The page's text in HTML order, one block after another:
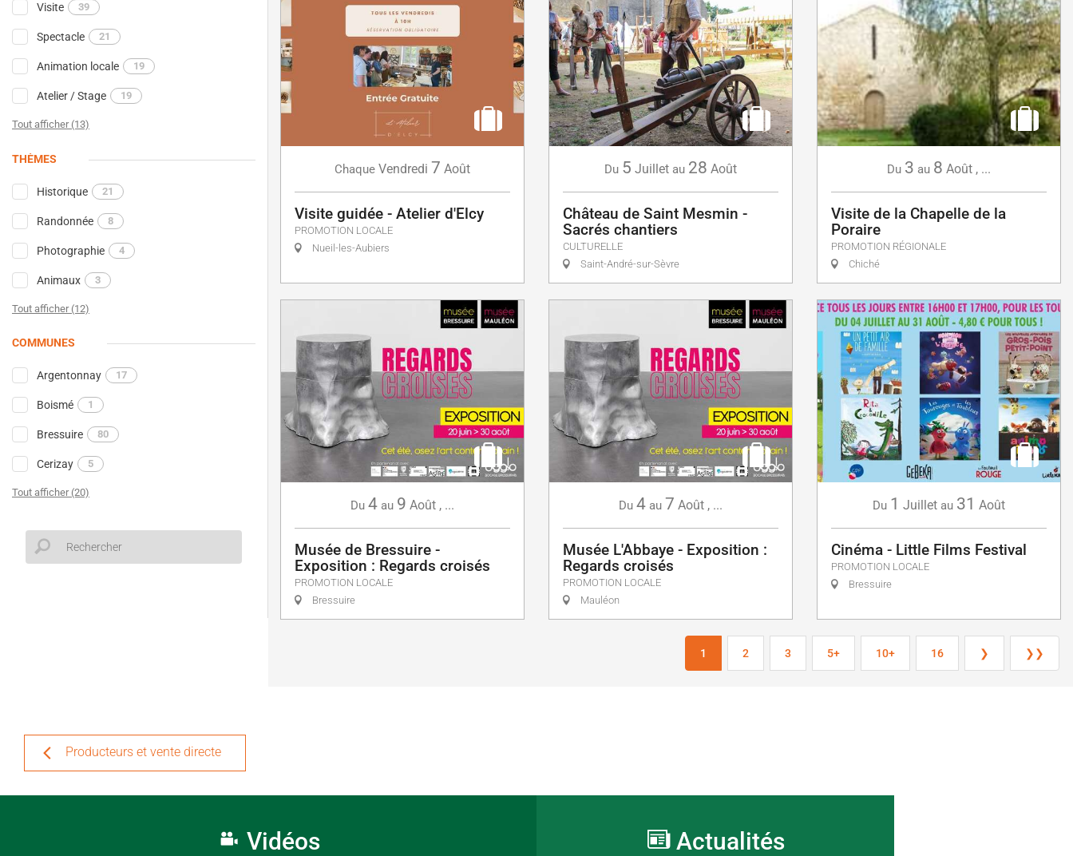
Visite 39
Spectacle 21
Animation locale 19
Atelier / Stage 19
Tout afficher (13)
THÈMES
Historique 21
Randonnée 8
Photographie 4
Animaux 3
Tout afficher (12)
COMMUNES
Argentonnay 17
Boismé 1
Bressuire 80
Cerizay 5
Tout afficher (20)
Chaque Vendredi 7 Août
Visite guidée - Atelier d'Elcy
PROMOTION LOCALE
Nueil-les-Aubiers
Du 5 Juillet au 28 Août
Château de Saint Mesmin -
Sacrés chantiers
CULTURELLE
Saint-André-sur-Sèvre
Du 3 au 8 Août , ...
Visite de la Chapelle de la
Poraire
PROMOTION RÉGIONALE
Chiché
Du 4 au 9 Août , ...
Musée de Bressuire -
Exposition : Regards croisés
PROMOTION LOCALE
Bressuire
Du 4 au 7 Août , ...
Musée L'Abbaye - Exposition :
Regards croisés
PROMOTION LOCALE
Mauléon
Du 1 Juillet au 31 Août
Cinéma - Little Films Festival
PROMOTION LOCALE
Bressuire
1 2 3 5+ 10+ 16 ❯ ❯❯
Producteurs et vente directe
Vidéos Actualités